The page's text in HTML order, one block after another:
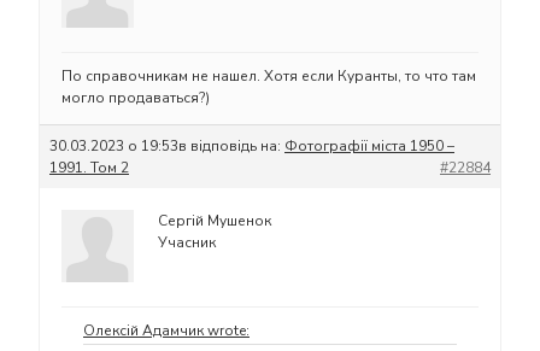
По справочникам не нашел. Хотя если Куранты, то что там
могло продаваться?)
30.03.2023 о 19:53в відповідь на: Фотографії міста 1950 –
1991. Том 2
#22884
Сергій Мушенок
Учасник
Олексій Адамчик wrote: